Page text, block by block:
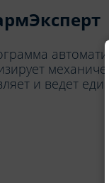
и ведет